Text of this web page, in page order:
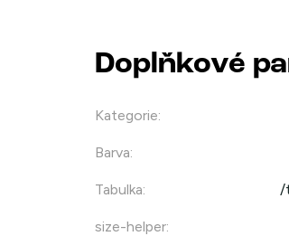
Doplňkové
Kategorie:
Barva:
Tabulka: /
size-helper: